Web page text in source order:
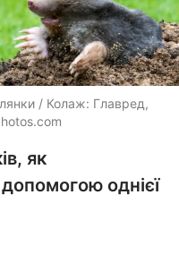
/ Колаж: Главред,
як
однієї